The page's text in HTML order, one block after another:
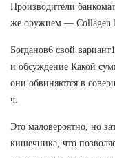
Производители
же оружием — Collagen
Богданов6 свой
и обсуждение Какой
они обвиняются в
ч.
Это маловероятно, но
кишечника, что